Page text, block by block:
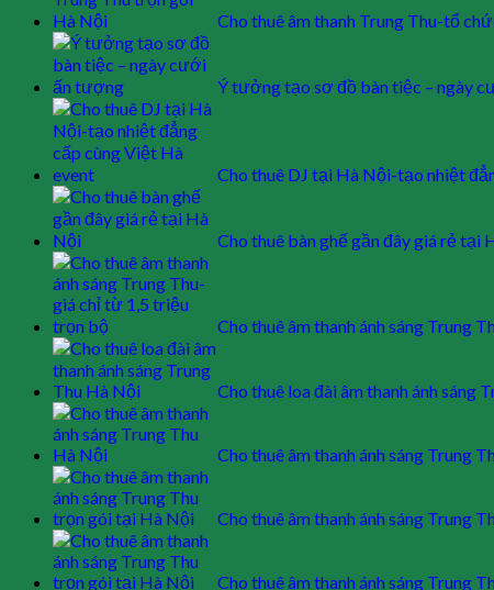
Cho thuê âm thanh Trung Thu-tổ
Ý tưởng tạo sơ đồ bàn tiệc – ngày
Cho thuê DJ tại Hà Nội-tạo nhiệt
Cho thuê bàn ghế gần đây giá rẻ tại
Cho thuê âm thanh ánh sáng Trung
Cho thuê loa đài âm thanh ánh sáng
Cho thuê âm thanh ánh sáng Trung
Cho thuê âm thanh ánh sáng Trung
Cho thuê âm thanh ánh sáng Trung